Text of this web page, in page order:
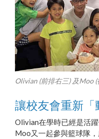
Olivian (前排右三) 及Moo
讓校友會重新「
Olivian在學時已經是活
Moo又一起參與籃球隊